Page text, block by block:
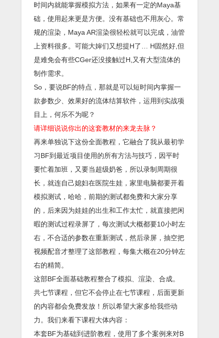
时间内就能掌握模拟方法，如果有一定的Maya基
础，使用起来更是方便。没有基础也不用灰心。常
规的渲染，Maya AR渲染很轻松就可以完成，油管
上资料很多。可能大婶们又想提H了… H固然好,但
是难免会有些CGer还没接触过H,又有大型流体的
制作需求。
So，要说BF的特点，那就是可以短时间内掌握一
款参数少、效果好的流体结算软件，运用到实战项
目上，何乐不为呢？
请详细说说你出的这套教材的来龙去脉？
再来单独说下这份全面教程，它融合了我从最初学
习BF到最近项目使用的所有方法与技巧，因平时
要忙着加班，又要当超级奶爸，所以录制周期很
长，就连自己媳妇在医院生娃，家里电脑都要开着
模拟测试，哈哈，前期的测试都免费和大家分享
的，后来因为娃娃的出生和工作太忙，就直接把闲
暇的测试过程录屏了，每次测试大概都要10小时左
右，不合适的参数在重新测试，然后录屏，抽空把
视频配音才整理了这部教程，每集大概在20分钟左
右的精简。
这部BF全面基础教程整合了模拟、渲染、合成。
共七节课程，但它不会停止在七节课程，后面更新
的内容都会免费发放！所以希望大家多给我些动
力。我们来看下课程大体内容：
本套BF为基础到进阶教程，使用了多个案例来对B